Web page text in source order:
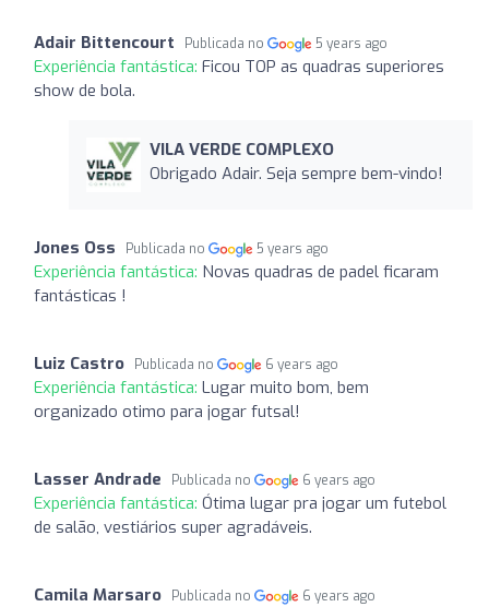
Adair Bittencourt Publicada no 5 years ago
Experiência fantástica: Ficou TOP as quadras superiores
show de bola.
VILA VERDE COMPLEXO
Obrigado Adair. Seja sempre bem-vindo!
Jones Oss Publicada no 5 years ago
Experiência fantástica: Novas quadras de padel ficaram
fantásticas !
Luiz Castro Publicada no 6 years ago
Experiência fantástica: Lugar muito bom, bem
organizado otimo para jogar futsal!
Lasser Andrade Publicada no 6 years ago
Experiência fantástica: Ótima lugar pra jogar um futebol
de salão, vestiários super agradáveis.
Camila Marsaro Publicada no 6 years ago